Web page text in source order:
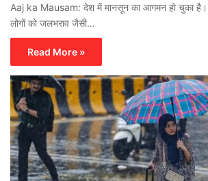
Aaj ka Mausam: देश में मानसून का आगमन हो चुका है।
लोगों को जलभराव जैसी…
Read More »